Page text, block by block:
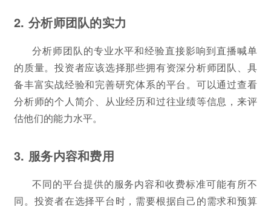
2. 分析师团队的实力
分析师团队的专业水平和经验直接影响到直播喊单
的质量。投资者应该选择那些拥有资深分析师团队、具
备丰富实战经验和完善研究体系的平台。可以通过查看
分析师的个人简介、从业经历和过往业绩等信息，来评
估他们的能力水平。
3. 服务内容和费用
不同的平台提供的服务内容和收费标准可能有所不
同。投资者在选择平台时，需要根据自己的需求和预算